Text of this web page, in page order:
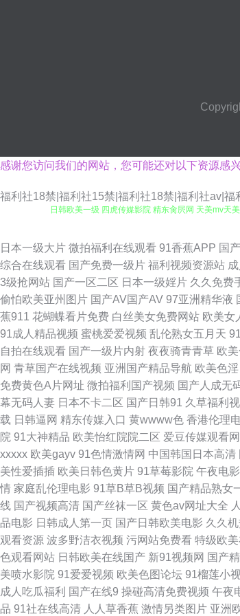
感谢您访问我们的网站，您可能还对以下资源感
福利社18禁|福利社15禁|福利社18禁|福利社av|
日韩欧美一级 四虎传媒影院 精东肏屄网 天美mv天
导航 国产乱精品一区 视频国产99 91社黄网 黄色国
产露脸 91免费网址n 影音先锋三级网络 91人妻人妻
色片 黄色三级网站片 肏屄91社区 深爱激情欧美 91
类精品 一本道色AV avtt网五月 久久草视频福利 在
91在线免费观看精品视频 影音先锋欧美色A片 91
网站 久久嫩草精品在线观看 91手机在线视频 污黄
射 色色资源网av在线 91传媒迅雷磁力链接 91嫩草
机69副利区 91破解版免费入口 精品二区 91ri精品
臀在线观看入口 九一福利影院 91视频网站免费
九一福利美女 伊人久影院大香蕉 国产精品熟女三区
91女神孕妇 老司机福利久久视频 91包操 豆花网站
日本一级大片 微拍福利在线观看 91香蕉APP 国
综合在线观看 国产免费一级片 福利视频资源站
3级抢网站 国产一区二区 日本一级婬片 久久免费
偷怕欧美亚州图片 国产AV国产AV 97亚洲精华液
蕉911 花蝴蝶看片免费 白丝美女免费网站 欧美女
91成人精品视频 蜜桃爱爱视频 乱伦熟女五月天
自拍在线观看 国产一级片内射 夜夜骑青青草 欧
网 青草国产在线视频 亚洲国产精品导航 欧美色淫
免费黄色A片网址 微拍福利国产视频 国产人成无
幕无码人妻 日本不卡二区 国产日韩91 久草福利
载 日韩逼网 精东传媒入口 黄wwww色 香港伦理
院 91大神精品 欧美怡红院院二区 爱豆传媒观看
xxxxx 欧美gayv 91色情激情网 中国韩国日本高清
美性爱插插 欧美日韩色黄片 91草莓影院 午夜电
情 家庭乱伦理电影 91草B草B视频 国产精品熟女
线 国产视频高清 国产丝袜一区 黄色av网址大全
品电影 日韩成人第一页 国产日韩欧美电影 久久
观看资源 波多野洁衣视频 污网站免费看 特级欧
色观看网站 日韩欧美在线国产 新91视频网 国产
美喷水影院 91爱爱视频 欧美色图论坛 91榴莲小
成人吃瓜福利 国产在线9 操碰高清免费视频 午夜
品 91社在线高清 人人草香蕉 激情另类图片 亚洲